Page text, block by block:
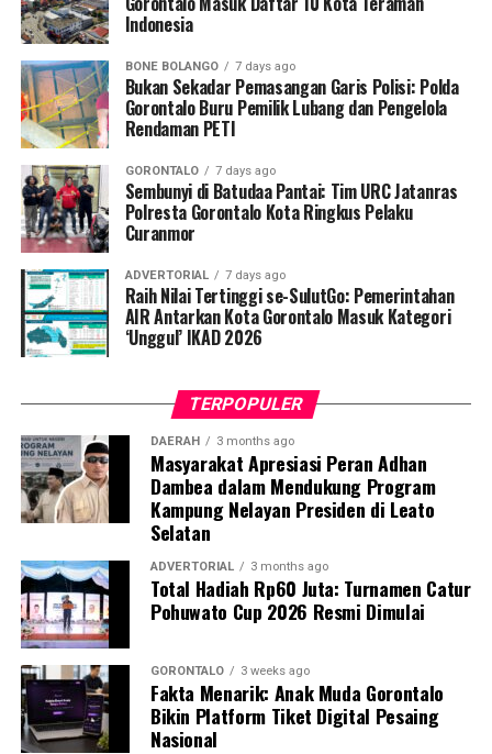
teknis pelayanan medis, mahasiswa bertindak sebagai
edukator kesehatan masyarakat.
Penyuluhan difokuskan pada pemahaman mekanisme
penularan, pengenalan gejala awal, pentingnya
hingga tuntas, serta pengikisan stigma negatif terhadap
penyintas TBC di lingkungan warga.
“Literasi kesehatan warga adalah fondasi utama dalam
memutus rantai penularan TBC. Kami berupaya
menyampaikan edukasi yang persuasif dan mudah
dipahami agar warga tidak ragu melakukan pemeriksaan
apabila mengalami gejala batuk berkepanjangan,”
Selain skrining TBC, mahasiswa turut mendampingi
nakes Puskesmas Talaga Jaya dalam memberikan
pelayanan Cek Kesehatan Gratis (CKG), meliputi
pengukuran tekanan darah, cek kadar gula darah, dan
penapisan faktor risiko penyakit tidak menular (PTM)
sebagai upaya promotif-preventif.
Perwakilan DPL KKN-PK, Dr. dr. Vivien Novarina A.
Kasim, M.Kes., menegaskan bahwa keterlibatan
mahasiswa merupakan bentuk perwujudan Tri Dharma
Perguruan Tinggi dalam mengawal transformasi
layanan kesehatan primer.
Indonesia
BONE BOLANGO 7 days ago
Bukan Sekadar Pemasangan Garis Polisi: Polda
Gorontalo Buru Pemilik Lubang dan Pengelola
Rendaman PETI
GORONTALO 7 days ago
Sembunyi di Batudaa Pantai: Tim URC Jatanras
Polresta Gorontalo Kota Ringkus Pelaku
Curanmor
ADVERTORIAL 7 days ago
Raih Nilai Tertinggi se-SulutGo: Pemerintahan
AIR Antarkan Kota Gorontalo Masuk Kategori
‘Unggul’ IKAD 2026
TERPOPULER
DAERAH 3 months ago
Masyarakat Apresiasi Peran Adhan
Dambea dalam Mendukung Program
Kampung Nelayan Presiden di Leato
Selatan
ADVERTORIAL 3 months ago
Total Hadiah Rp60 Juta: Turnamen Catur
Pohuwato Cup 2026 Resmi Dimulai
GORONTALO 3 weeks ago
Fakta Menarik: Anak Muda Gorontalo
Bikin Platform Tiket Digital Pesaing
Nasional